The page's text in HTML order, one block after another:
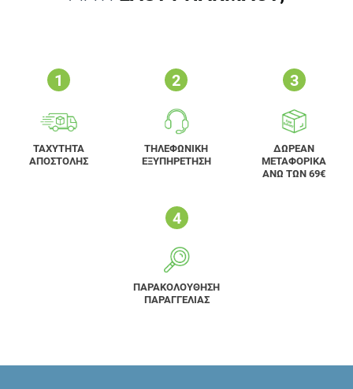
ΤΑΧΥΤΗΤΑ
ΑΠΟΣΤΟΛΗΣ
ΤΗΛΕΦΩΝΙΚΗ
ΕΞΥΠΗΡΕΤΗΣΗ
ΔΩΡΕΑΝ
ΜΕΤΑΦΟΡΙΚΑ
ΑΝΩ ΤΩΝ 69€
ΠΑΡΑΚΟΛΟΥΘΗΣΗ
ΠΑΡΑΓΓΕΛΙΑΣ